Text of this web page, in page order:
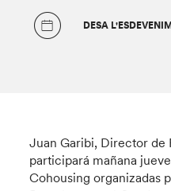
DESA
Juan Garibi, Director de
participará mañana
Cohousing organizadas